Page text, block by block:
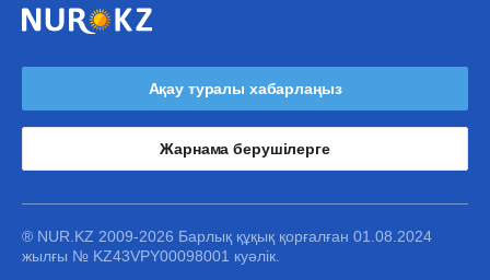
Ақау туралы хабарлаңыз
Жарнама берушілерге
® NUR.KZ 2009-2026 Барлық құқық қорғалған 01.08.2024
жылғы № KZ43VPY00098001 куәлік.